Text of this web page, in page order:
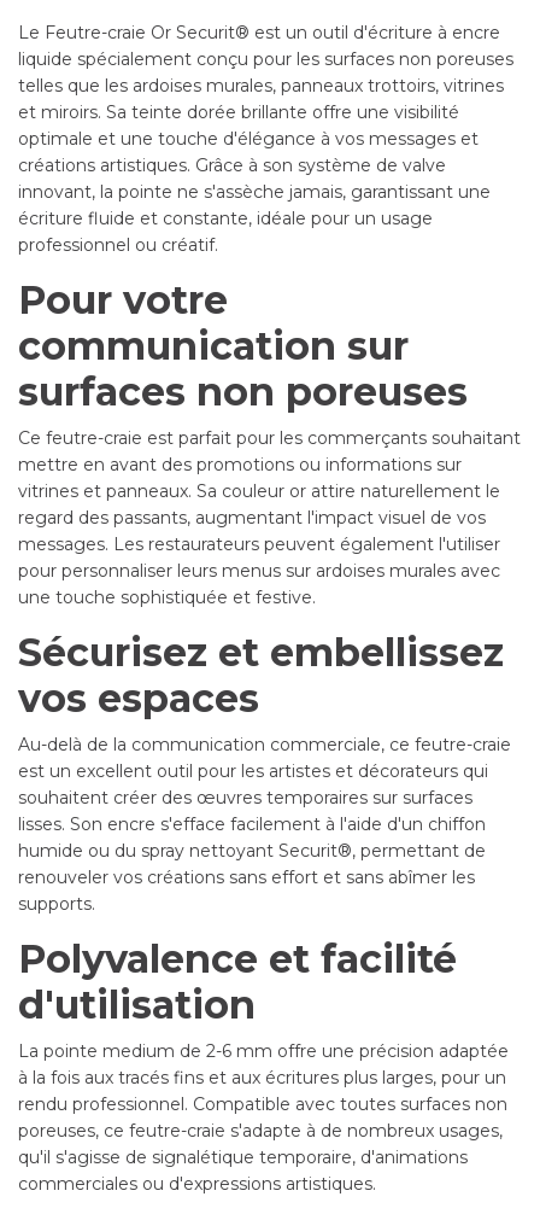
Le Feutre-craie Or Securit® est un outil d'écriture à encre
liquide spécialement conçu pour les surfaces non poreuses
telles que les ardoises murales, panneaux trottoirs, vitrines
et miroirs. Sa teinte dorée brillante offre une visibilité
optimale et une touche d'élégance à vos messages et
créations artistiques. Grâce à son système de valve
innovant, la pointe ne s'assèche jamais, garantissant une
écriture fluide et constante, idéale pour un usage
professionnel ou créatif.
Pour votre
communication sur
surfaces non poreuses
Ce feutre-craie est parfait pour les commerçants souhaitant
mettre en avant des promotions ou informations sur
vitrines et panneaux. Sa couleur or attire naturellement le
regard des passants, augmentant l'impact visuel de vos
messages. Les restaurateurs peuvent également l'utiliser
pour personnaliser leurs menus sur ardoises murales avec
une touche sophistiquée et festive.
Sécurisez et embellissez
vos espaces
Au-delà de la communication commerciale, ce feutre-craie
est un excellent outil pour les artistes et décorateurs qui
souhaitent créer des œuvres temporaires sur surfaces
lisses. Son encre s'efface facilement à l'aide d'un chiffon
humide ou du spray nettoyant Securit®, permettant de
renouveler vos créations sans effort et sans abîmer les
supports.
Polyvalence et facilité
d'utilisation
La pointe medium de 2-6 mm offre une précision adaptée
à la fois aux tracés fins et aux écritures plus larges, pour un
rendu professionnel. Compatible avec toutes surfaces non
poreuses, ce feutre-craie s'adapte à de nombreux usages,
qu'il s'agisse de signalétique temporaire, d'animations
commerciales ou d'expressions artistiques.